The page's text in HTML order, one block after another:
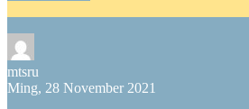
mtsru
Ming, 28 November 2021